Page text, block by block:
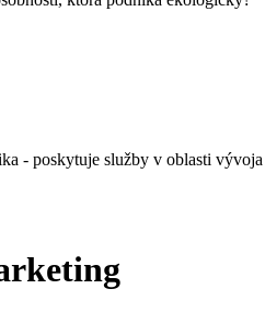
- poskytuje služby v oblasti